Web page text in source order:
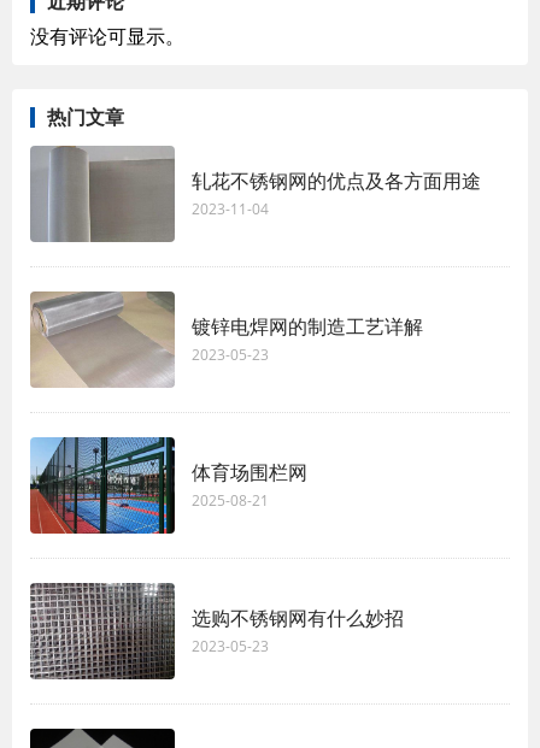
没有评论可显示。
热门文章
轧花不锈钢网的优点及各方面用途
2023-11-04
镀锌电焊网的制造工艺详解
2023-05-23
体育场围栏网
2025-08-21
选购不锈钢网有什么妙招
2023-05-23